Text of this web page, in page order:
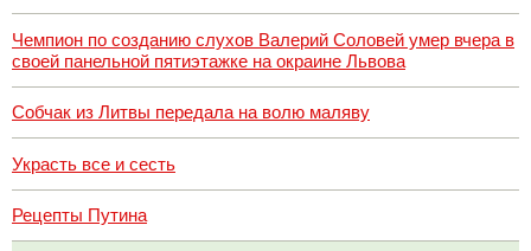
Чемпион по созданию слухов Валерий Соловей умер вчера в
своей панельной пятиэтажке на окраине Львова
Собчак из Литвы передала на волю маляву
Украсть все и сесть
Рецепты Путина